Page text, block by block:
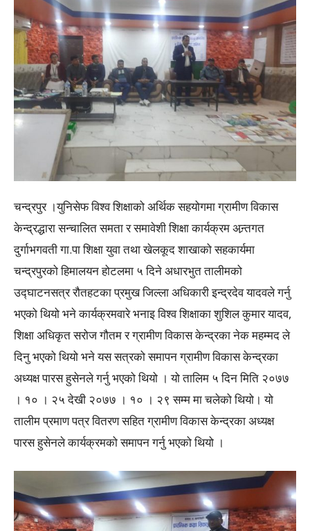
चन्द्रपुर ।युनिसेफ विश्व शिक्षाको अर्थिक सहयोगमा ग्रामीण विकास
केन्द्रद्धारा सन्चालित समता र समावेशी शिक्षा कार्यक्रम अन्र्तगत
दुर्गाभगवती गा.पा शिक्षा युवा तथा खेलकूद शाखाको सहकार्यमा
चन्द्रपुरको हिमालयन होटलमा ५ दिने अधारभुत तालीमको
उद्घाटनसत्र रौतहटका प्रमुख जिल्ला अधिकारी इन्द्रदेव यादवले गर्नु
भएको थियो भने कार्यक्रमवारे भनाइ विश्व शिक्षाका शुशिल कुमार यादव,
शिक्षा अधिकृत सरोज गौतम र ग्रामीण विकास केन्द्रका नेक महम्मद ले
दिनु भएको थियो भने यस सत्रको समापन ग्रामीण विकास केन्द्रका
अध्यक्ष पारस हुसेनले गर्नु भएको थियो । यो तालिम ५ दिन मिति २०७७
। १० । २५ देखी २०७७ । १० । २९ सम्म मा चलेको थियो। यो
तालीम प्रमाण पत्र वितरण सहित ग्रामीण विकास केन्द्रका अध्यक्ष
पारस हुसेनले कार्यक्रमको समापन गर्नु भएको थियो ।